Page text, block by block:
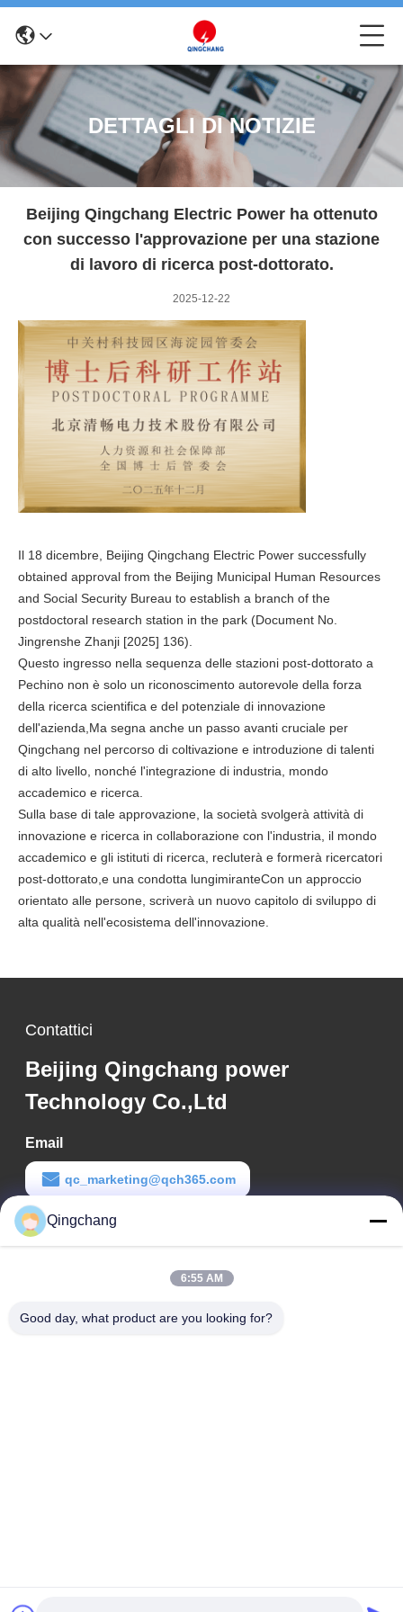
DETTAGLI DI NOTIZIE
Beijing Qingchang Electric Power ha ottenuto
con successo l'approvazione per una stazione
di lavoro di ricerca post-dottorato.
2025-12-22
Il 18 dicembre, Beijing Qingchang Electric Power successfully
obtained approval from the Beijing Municipal Human Resources
and Social Security Bureau to establish a branch of the
postdoctoral research station in the park (Document No.
Jingrenshe Zhanji [2025] 136).
Questo ingresso nella sequenza delle stazioni post-dottorato a
Pechino non è solo un riconoscimento autorevole della forza
della ricerca scientifica e del potenziale di innovazione
dell'azienda,Ma segna anche un passo avanti cruciale per
Qingchang nel percorso di coltivazione e introduzione di talenti
di alto livello, nonché l'integrazione di industria, mondo
accademico e ricerca.
Sulla base di tale approvazione, la società svolgerà attività di
innovazione e ricerca in collaborazione con l'industria, il mondo
accademico e gli istituti di ricerca, recluterà e formerà ricercatori
post-dottorato,e una condotta lungimiranteCon un approccio
orientato alle persone, scriverà un nuovo capitolo di sviluppo di
alta qualità nell'ecosistema dell'innovazione.
Contattici
Beijing Qingchang power
Technology Co.,Ltd
Email
qc_marketing@qch365.com
Tempo di lavoro
00:00-23:59
Indirizzo aziendale
Qingchang
6:55 AM
Good day, what product are you looking for?